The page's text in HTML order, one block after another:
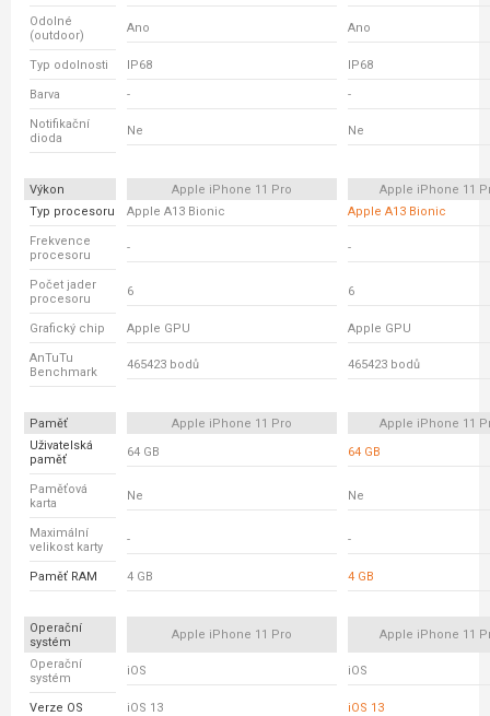
Odolné
(outdoor)
Ano Ano
Typ odolnosti IP68 IP68
Barva - -
Notifikační
dioda
Ne Ne
Výkon Apple iPhone 11 Pro
Apple iPhone 11
Typ procesoru
Apple A13 Bionic Apple A13 Bionic
Frekvence
procesoru
- -
Počet jader
procesoru
6 6
Grafický chip Apple GPU Apple GPU
AnTuTu
Benchmark
465423 bodů 465423 bodů
Paměť Apple iPhone 11 Pro
Apple iPhone 11
Uživatelská
paměť
64 GB 64 GB
Paměťová
karta
Ne Ne
Maximální
velikost karty
- -
Paměť RAM 4 GB 4 GB
Operační
systém
Apple iPhone 11 Pro Apple iPhone 11
Operační
systém
iOS iOS
Verze OS iOS 13 iOS 13